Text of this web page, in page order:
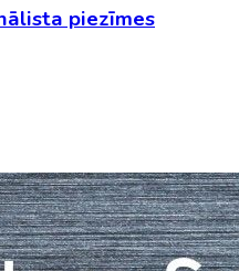
piezīmes